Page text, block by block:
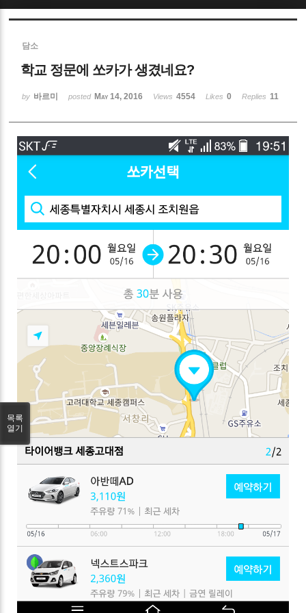
담소
학교 정문에 쏘카가 생겼네요?
by 바르미 posted May 14, 2016 Views 4554 Likes 0 Replies 11
목록
열기
Sketchbook5, 스케치북5
Sketchbook5, 스케치북5